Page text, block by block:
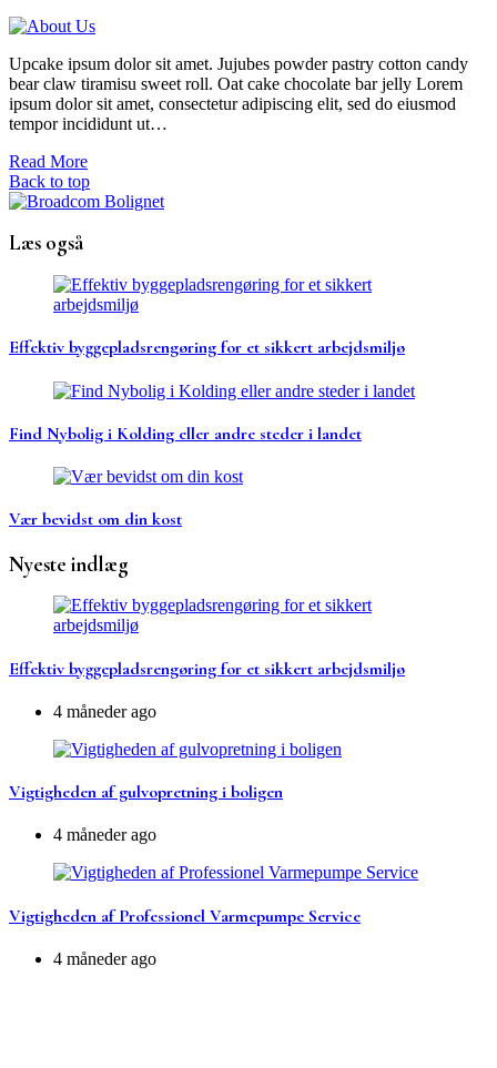
Upcake ipsum dolor sit amet. Jujubes powder pastry cotton candy
bear claw tiramisu sweet roll. Oat cake chocolate bar jelly Lorem
ipsum dolor sit amet, consectetur adipiscing elit, sed do eiusmod
tempor incididunt ut…
Read More
Back to top
Læs også
Effektiv byggepladsrengøring for et sikkert arbejdsmiljø
Find Nybolig i Kolding eller andre steder i landet
Vær bevidst om din kost
Nyeste indlæg
Effektiv byggepladsrengøring for et sikkert arbejdsmiljø
4 måneder ago
Vigtigheden af gulvopretning i boligen
4 måneder ago
Vigtigheden af Professionel Varmepumpe Service
4 måneder ago